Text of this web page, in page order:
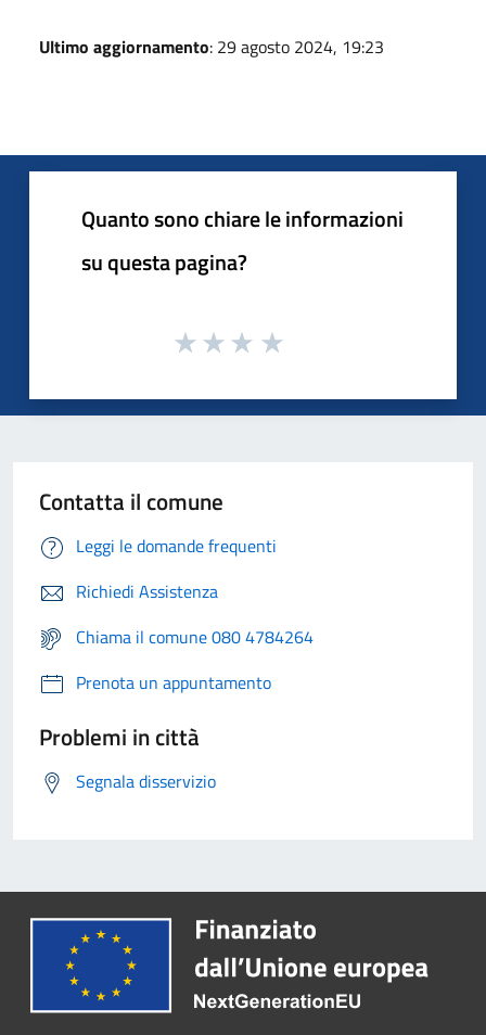
Ultimo aggiornamento: 29 agosto 2024, 19:23
Quanto sono chiare le informazioni
su questa pagina?
Contatta il comune
Leggi le domande frequenti
Richiedi Assistenza
Chiama il comune 080 4784264
Prenota un appuntamento
Problemi in città
Segnala disservizio